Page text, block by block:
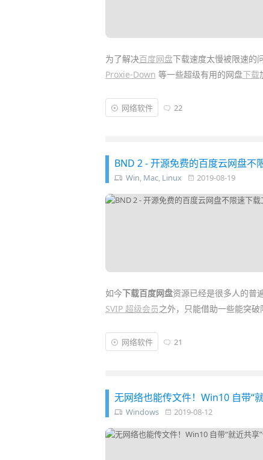
为了解决百度网盘下载速度太慢被限速的
Proxie-Down 等一些超级有用的网盘下载
但是这些下载工具都要在 Win、
设备、树莓派、迷你 PC 等专用下载机，
网络软件 22
BND 2 - 开源免费的百度云网盘不
Win, Mac, Linux 2019-08-19
如今下载百度网盘资源已经是很多人的普
SVIP 超级会员之外，只能借助一些能突破
异次元曾推荐过PanDownload
的利器出现了，它就是
(全称为
网络软件 21
无网络也能传文件！Win10 自带“
Windows 2019-08-12